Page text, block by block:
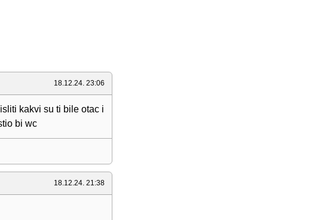
18.12.24. 23:06
kakvi su ti bile otac i
bi wc
18.12.24. 21:38